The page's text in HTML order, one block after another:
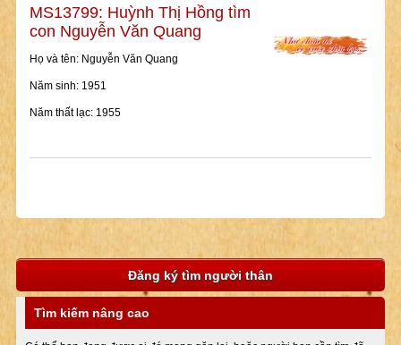
MS13799: Huỳnh Thị Hồng tìm
con Nguyễn Văn Quang
Họ và tên: Nguyễn Văn Quang
Năm sinh: 1951
Năm thất lạc: 1955
Đăng ký tìm người thân
Tìm kiếm nâng cao